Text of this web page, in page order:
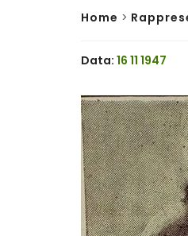
Home >
Data: 16 11 1947